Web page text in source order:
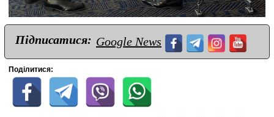
Підписатися: Google News
Поділитися: